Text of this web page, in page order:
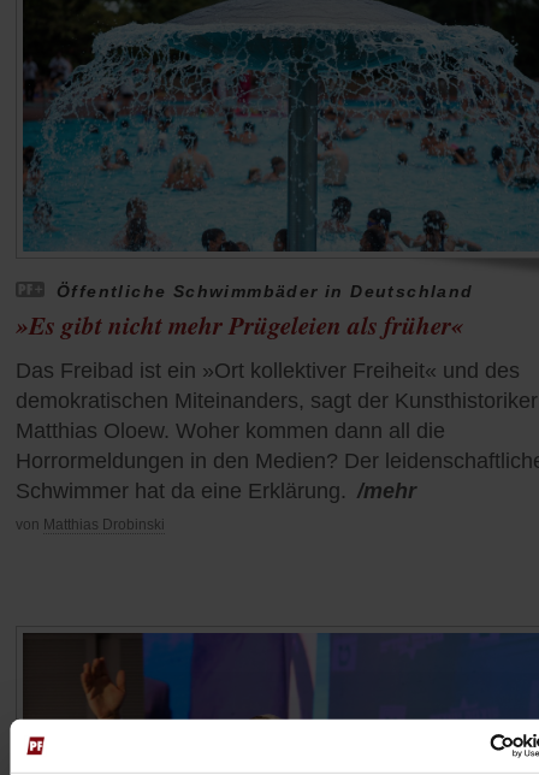
Öffentliche Schwimmbäder in Deutschland
»Es gibt nicht mehr Prügeleien als früher«
Das Freibad ist ein »Ort kollektiver Freiheit« und des
demokratischen Miteinanders, sagt der Kunsthistoriker
Matthias Oloew. Woher kommen dann all die
Horrormeldungen in den Medien? Der
Schwimmer hat da eine Erklärung. /mehr
von Matthias Drobinski